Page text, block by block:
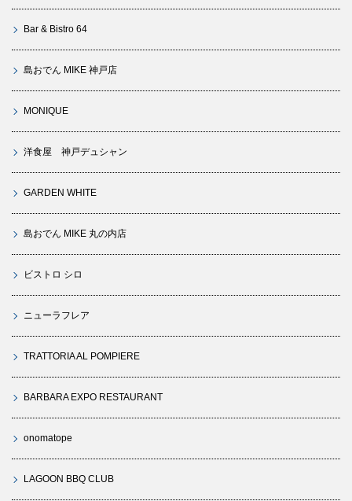
Bar & Bistro 64
島おでん MIKE 神戸店
MONIQUE
洋食屋 神戸デュシャン
GARDEN WHITE
島おでん MIKE 丸の内店
ビストロ シロ
ニューラフレア
TRATTORIA AL POMPIERE
BARBARA EXPO RESTAURANT
onomatope
LAGOON BBQ CLUB